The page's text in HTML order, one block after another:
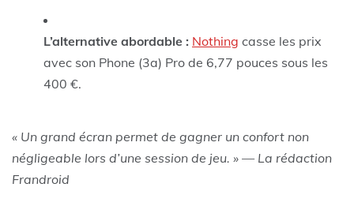
L’alternative abordable : Nothing casse les prix
avec son Phone (3a) Pro de 6,77 pouces sous les
400 €.
« Un grand écran permet de gagner un confort non
négligeable lors d’une session de jeu. » — La rédaction
Frandroid